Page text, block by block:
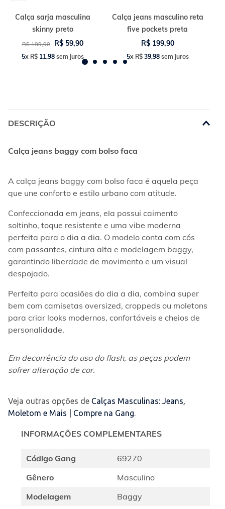
Calça sarja masculina
skinny preto
R$ 189,90 R$ 59,90
5x R$ 11,98sem juros
Calça jeans masculino reta
five pockets preta
R$ 199,90
5x R$ 39,98sem juros
DESCRIÇÃO
Calça jeans baggy com bolso faca
A calça jeans baggy com bolso faca é aquela peça
que une conforto e estilo urbano com atitude.
Confeccionada em jeans, ela possui caimento
soltinho, toque resistente e uma vibe moderna
perfeita para o dia a dia. O modelo conta com cós
com passantes, cintura alta e modelagem baggy,
garantindo liberdade de movimento e um visual
despojado.
Perfeita para ocasiões do dia a dia, combina super
bem com camisetas oversized, croppeds ou moletons
para criar looks modernos, confortáveis e cheios de
personalidade.
Em decorrência do uso do flash, as peças podem
sofrer alteração de cor.
Veja outras opções de Calças Masculinas: Jeans,
Moletom e Mais | Compre na Gang.
INFORMAÇÕES COMPLEMENTARES
Código Gang
69270
Gênero
Masculino
Modelagem
Baggy